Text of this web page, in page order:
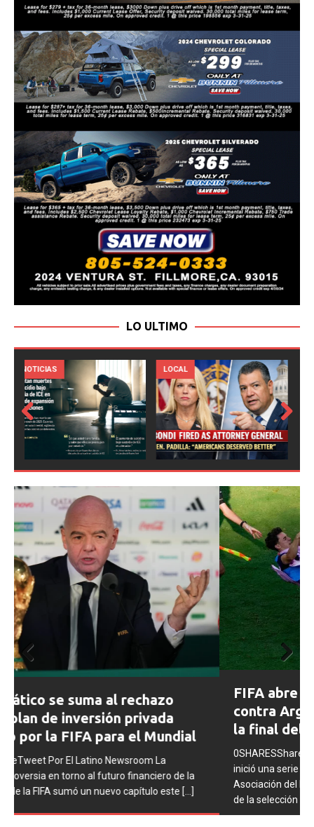
LO ULTIMO
LOCAL NOTICIAS
Prev
Next
FIFA abre expedientes disciplinarios
contra Argentina tras los incidentes en
la final del Mundial 2026
0SHARESShareTweet Por El Latino Newsroom La FIFA
inició una serie de procesos disciplinarios contra la
Asociación del Fútbol Argentino (AFA), cuatro integrantes
Prev
ious